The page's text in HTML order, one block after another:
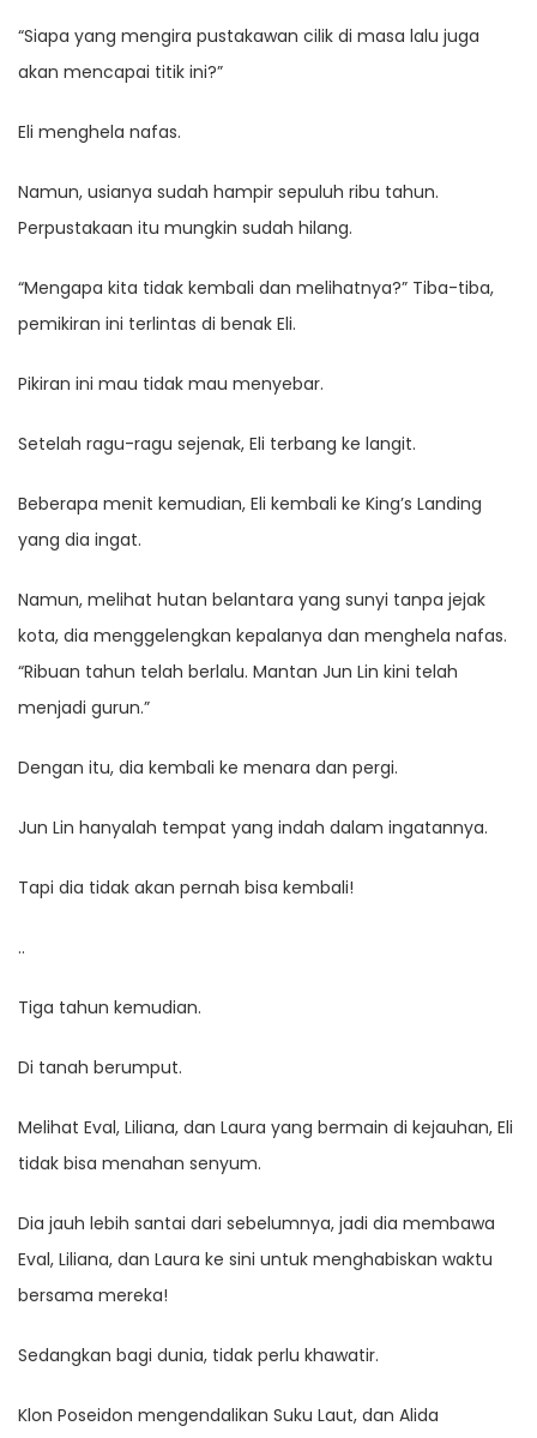
“Siapa yang mengira pustakawan cilik di masa lalu juga
akan mencapai titik ini?”
Eli menghela nafas.
Namun, usianya sudah hampir sepuluh ribu tahun.
Perpustakaan itu mungkin sudah hilang.
“Mengapa kita tidak kembali dan melihatnya?” Tiba-tiba,
pemikiran ini terlintas di benak Eli.
Pikiran ini mau tidak mau menyebar.
Setelah ragu-ragu sejenak, Eli terbang ke langit.
Beberapa menit kemudian, Eli kembali ke King’s Landing
yang dia ingat.
Namun, melihat hutan belantara yang sunyi tanpa jejak
kota, dia menggelengkan kepalanya dan menghela nafas.
“Ribuan tahun telah berlalu. Mantan Jun Lin kini telah
menjadi gurun.”
Dengan itu, dia kembali ke menara dan pergi.
Jun Lin hanyalah tempat yang indah dalam ingatannya.
Tapi dia tidak akan pernah bisa kembali!
..
Tiga tahun kemudian.
Di tanah berumput.
Melihat Eval, Liliana, dan Laura yang bermain di kejauhan, Eli
tidak bisa menahan senyum.
Dia jauh lebih santai dari sebelumnya, jadi dia membawa
Eval, Liliana, dan Laura ke sini untuk menghabiskan waktu
bersama mereka!
Sedangkan bagi dunia, tidak perlu khawatir.
Klon Poseidon mengendalikan Suku Laut, dan Alida